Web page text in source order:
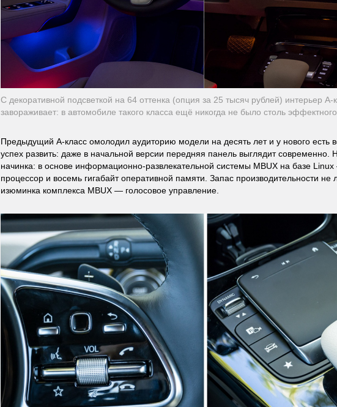
С декоративной подсветкой на 64 оттенка (опция за 25 тысяч рублей) интерьер А-
завораживает: в автомобиле такого класса ещё никогда не было столь
Предыдущий А-класс омолодил аудиторию модели на десять лет и у нового есть
успех развить: даже в начальной версии передняя панель выглядит современно.
начинка: в основе информационно-развлекательной системы MBUX на базе
процессор и восемь гигабайт оперативной памяти. Запас производительности не
изюминка комплекса MBUX — голосовое управление.